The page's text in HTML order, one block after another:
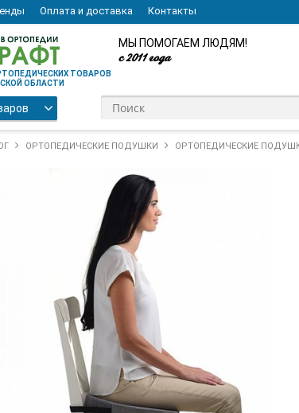
Оплата и доставка Контакты
ТОВАРОВ
ОБЛАСТИ
МЫ ПОМОГАЕМ ЛЮДЯМ!
с 2011 года
ОРТОПЕДИЧЕСКИЕ ПОДУШКИ ОРТОПЕДИЧЕСКИЕ